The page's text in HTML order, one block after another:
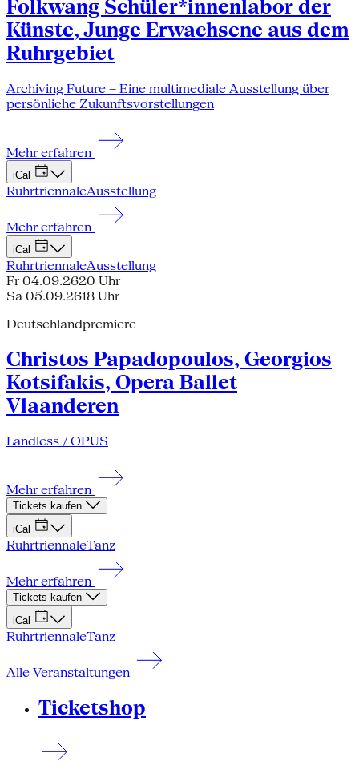
Folkwang Schüler*innenlabor der
Künste, Junge Erwachsene aus dem
Ruhrgebiet
Archiving Future – Eine multimediale Ausstellung über
persönliche Zukunftsvorstellungen
Mehr erfahren
iCal
RuhrtriennaleAusstellung
Mehr erfahren
iCal
RuhrtriennaleAusstellung
Fr 04.09.2620 Uhr
Sa 05.09.2618 Uhr
Deutschlandpremiere
Christos Papadopoulos, Georgios
Kotsifakis, Opera Ballet
Vlaanderen
Landless / OPUS
Mehr erfahren
Tickets kaufen
iCal
RuhrtriennaleTanz
Mehr erfahren
Tickets kaufen
iCal
RuhrtriennaleTanz
Alle Veranstaltungen
Ticketshop